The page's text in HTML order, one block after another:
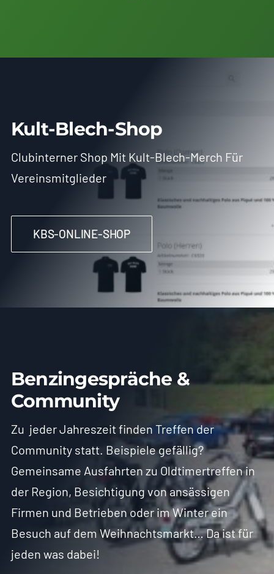
Kult-Blech-Shop
Clubinterner Shop Mit Kult-Blech-Merch Für
Vereinsmitglieder
KBS-ONLINE-SHOP
Benzingespräche &
Community
Zu jeder Jahreszeit finden Treffen der
Community statt. Beispiele gefällig?
Gemeinsame Ausfahrten zu Oldtimertreffen in
der Region, Besichtigung von ansässigen
Firmen und Betrieben oder im Winter ein
Besuch auf dem Weihnachtsmarkt… Da ist für
jeden was dabei!